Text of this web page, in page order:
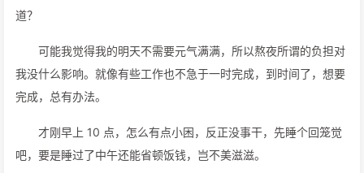
道？
可能我觉得我的明天不需要元气满满，所以熬夜所谓的负担对
我没什么影响。就像有些工作也不急于一时完成，到时间了，想要
完成，总有办法。
才刚早上 10 点，怎么有点小困，反正没事干，先睡个回笼觉
吧，要是睡过了中午还能省顿饭钱，岂不美滋滋。